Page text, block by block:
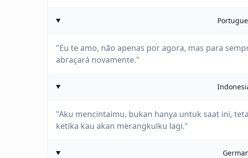
"Eu te amo, não apenas por agora, mas para
abraçará novamente."
"Aku mencintaimu, bukan hanya untuk saat ini,
ketika kau akan merangkulku lagi."